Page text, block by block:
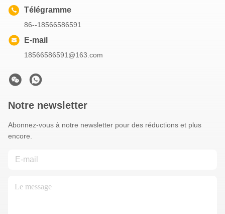
Télégramme
86--18566586591
E-mail
18566586591@163.com
Notre newsletter
Abonnez-vous à notre newsletter pour des réductions et plus
encore.